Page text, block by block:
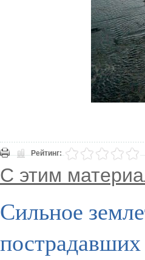
Рейтинг:
С этим
Сильное